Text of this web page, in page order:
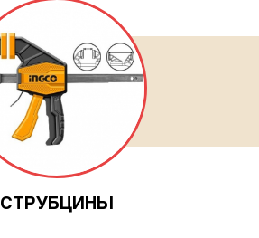
СТРУБЦИНЫ